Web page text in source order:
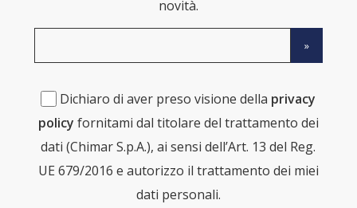
novità.
Dichiaro di aver preso visione della privacy
policy fornitami dal titolare del trattamento dei
dati (Chimar S.p.A.), ai sensi dell’Art. 13 del Reg.
UE 679/2016 e autorizzo il trattamento dei miei
dati personali.